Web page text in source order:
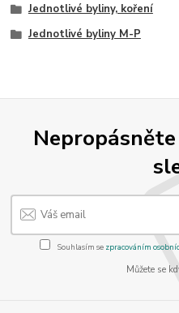
Jednotlivé byliny, koření
Jednotlivé byliny M-P
Souhlasím se zpracováním
Můžete se